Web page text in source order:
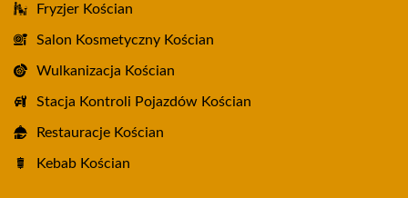
Fryzjer Kościan
Salon Kosmetyczny Kościan
Wulkanizacja Kościan
Stacja Kontroli Pojazdów Kościan
Restauracje Kościan
Kebab Kościan